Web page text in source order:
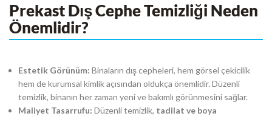
Prekast Dış Cephe Temizliği Neden
Önemlidir?
Estetik Görünüm: Binaların dış cepheleri, hem görsel çekicilik
hem de kurumsal kimlik açısından oldukça önemlidir. Düzenli
temizlik, binanın her zaman yeni ve bakımlı görünmesini sağlar.
Maliyet Tasarrufu: Düzenli temizlik, tadilat ve boya